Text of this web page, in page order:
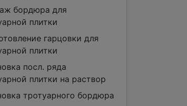
бордюра для
плитки
гарцовки для
плитки
посл. ряда
плитки на раствор
тротуарного бордюра